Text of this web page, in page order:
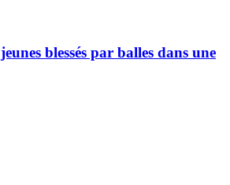
blessés par balles dans une